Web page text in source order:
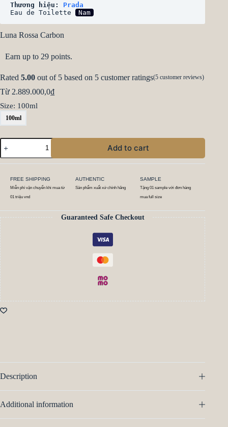
Thương hiệu: Prada
Eau de Toilette
Nam
Luna Rossa Carbon
Earn up to 29 points.
Rated 5.00 out of 5 based on 5 customer ratings(5 customer reviews)
Từ 2.889.000,0₫
Size: 100ml
100ml
Add to cart
FREE SHIPPING
Miễn phí vận chuyển khi mua từ
01 triệu vnd
AUTHENTIC
Sản phẩm xuất xứ chính hãng
SAMPLE
Tặng 01 sample với đơn hàng
mua full size
Guaranteed Safe Checkout
Description
Additional information